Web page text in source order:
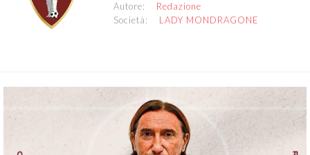
Autore: Redazione
Società: LADY MONDRAGONE